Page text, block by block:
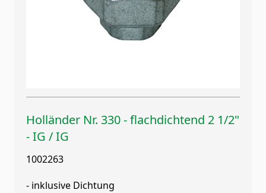
Holländer Nr. 330 - flachdichtend 2 1/2"
- IG / IG
1002263
- inklusive Dichtung